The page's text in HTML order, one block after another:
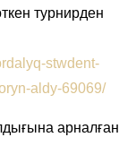
турнирден
stwdent-
aldy-69069/
арналған